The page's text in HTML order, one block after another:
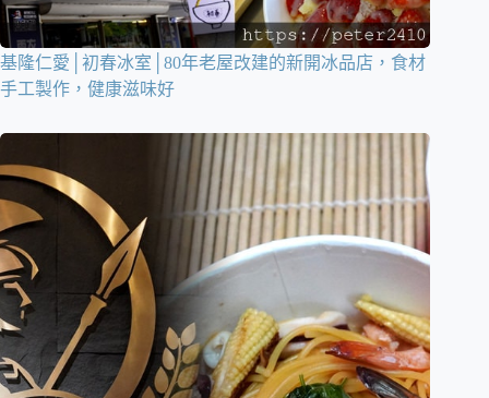
基隆仁愛│初春冰室│80年老屋改建的新開冰品店，食材
手工製作，健康滋味好